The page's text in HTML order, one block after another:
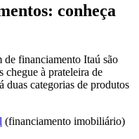
conheça
de financiamento Itaú são
chegue à prateleira de
duas categorias de produtos
(financiamento imobiliário)